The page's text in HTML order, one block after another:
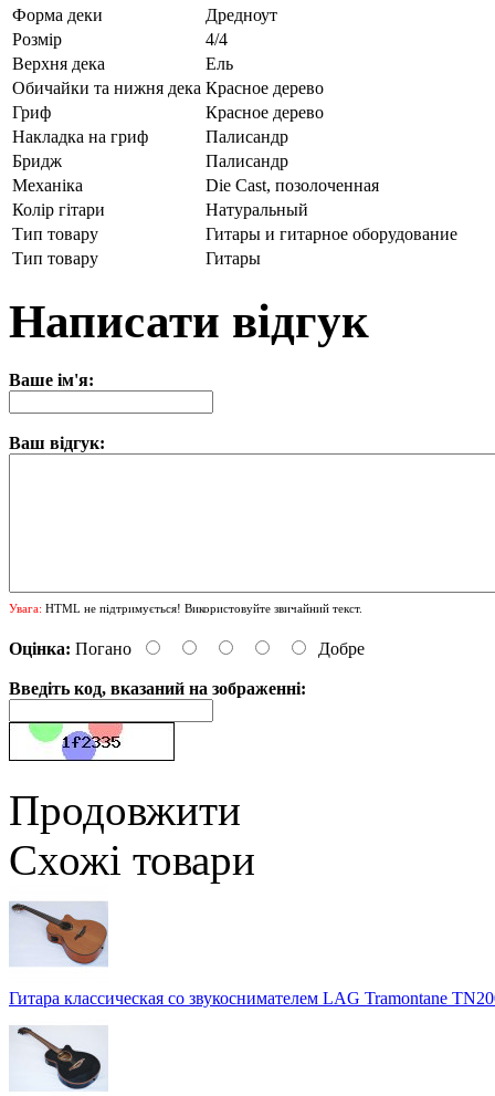
Форма деки
Дредноут
Розмір
4/4
Верхня дека
Ель
Обичайки та нижня дека Красное дерево
Гриф
Красное дерево
Накладка на гриф
Палисандр
Бридж
Палисандр
Механіка
Die Cast, позолоченная
Колір гітари
Натуральный
Тип товару
Гитары и гитарное оборудование
Тип товару
Гитары
Написати відгук
Ваше ім'я:
Ваш відгук:
Увага: HTML не підтримується! Використовуйте звичайний текст.
Оцінка: Погано Добре
Введіть код, вказаний на зображенні:
Продовжити
Схожі товари
Гитара классическая со звукоснимателем LAG Tramontane